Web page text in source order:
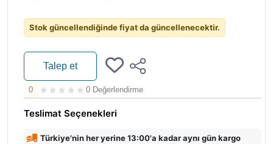
Stok güncellendiğinde fiyat da güncellenecektir.
Talep et
0 0 Değerlendirme
Teslimat Seçenekleri
Türkiye'nin her yerine 13:00'a kadar aynı gün kargo